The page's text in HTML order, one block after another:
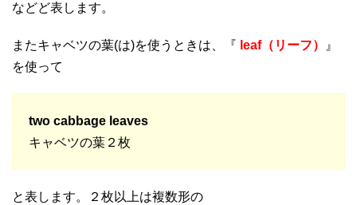
などど表します。
またキャベツの葉(は)を使うときは、『 leaf（リーフ）
』
を使って
two cabbage leaves
キャベツの葉２枚
と表します。２枚以上は複数形の